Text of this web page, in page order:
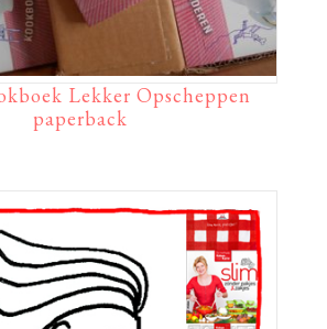
Lekker Opscheppen
paperback